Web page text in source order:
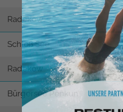
Radekow
Schloß See
Radekow
Bürgersee Penkun